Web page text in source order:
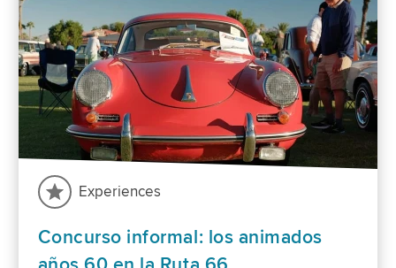
Experiences
Concurso informal: los animados